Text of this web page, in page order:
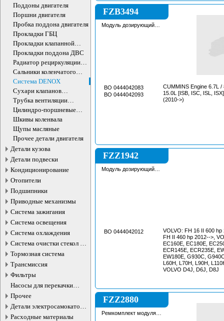
Поддоны двигателя
Поршни двигателя
Пробка поддона двигателя
Прокладки ГБЦ
Прокладки клапанной
крышки
Прокладки поддона ДВС
Радиатор рециркуляции
ОГ
Сальники коленчатого
вала двигателя
Система DENOX
Сухари клапанов
впускных/выпускных
Трубка вентиляции
картера
Цилиндро-поршневые
группы ДВС
Шкивы коленвала
Щупы масляные
Прочее детали двигателя
Детали кузова
Детали подвески
Кондиционирование
Отопители
Подшипники
Приводные механизмы
Система зажигания
Система освещения
Система охлаждения
Система очистки стекол и
фар
Тормозная система
Трансмиссия
Фильтры
Насосы для перекачки
жидкостей
Прочее
Детали электросамокатов и
электротранспорта
Расходные материалы
FZB3494
Модуль дозирующий
BO 0444042083
BO 0444042093
CUMMINS Engine 6.7L /
15.0L [ISB, ISC, ISL,
(2010->)
FZZ1942
Модуль дозирующий
BO 0444042012
VOLVO: FH 16 II 600 hp 2012-->, VOLVO:
FH II 460 hp 2012-->, VOLVO EC140E,
EC160E, EC180E,
ECR145E, ECR235E,
EW180E, G930C,
L60H, L70H, L90H,
VOLVO D4J, D6J, D8J
FZZ2880
Ремкомплект модуля